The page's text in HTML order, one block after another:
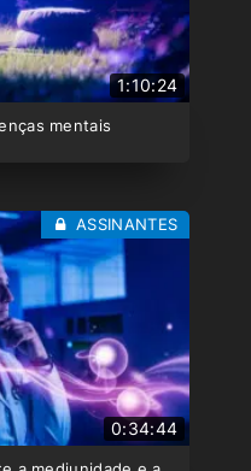
1:10:24
mentais
0:34:44
ASSINANTES